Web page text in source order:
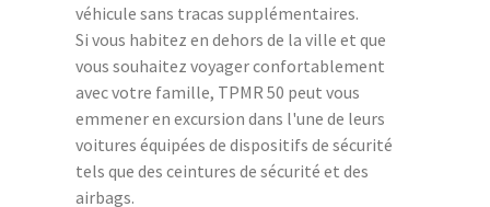
véhicule sans tracas supplémentaires.
Si vous habitez en dehors de la ville et que
vous souhaitez voyager confortablement
avec votre famille, TPMR 50 peut vous
emmener en excursion dans l'une de leurs
voitures équipées de dispositifs de sécurité
tels que des ceintures de sécurité et des
airbags.